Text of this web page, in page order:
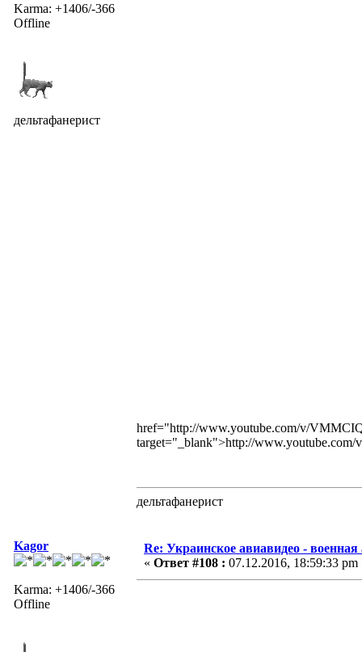
Karma: +1406/-366
Offline
дельтафанерист
href="http://www.youtube.com/v/
target="_blank">http://
дельтафанерист
Kagor
Karma: +1406/-366
Offline
Re: Украинское авиавидео -
« Ответ #108 : 07.12.2016, 18:59:33 pm